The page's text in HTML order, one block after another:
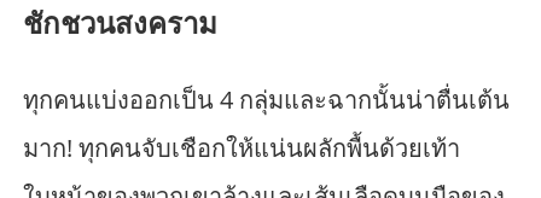
ชักชวนสงคราม
ทุกคนแบ่งออกเป็น 4 กลุ่มและฉากนั้นน่าตื่นเต้น
มาก! ทุกคนจับเชือกให้แน่นผลักพื้นด้วยเท้า